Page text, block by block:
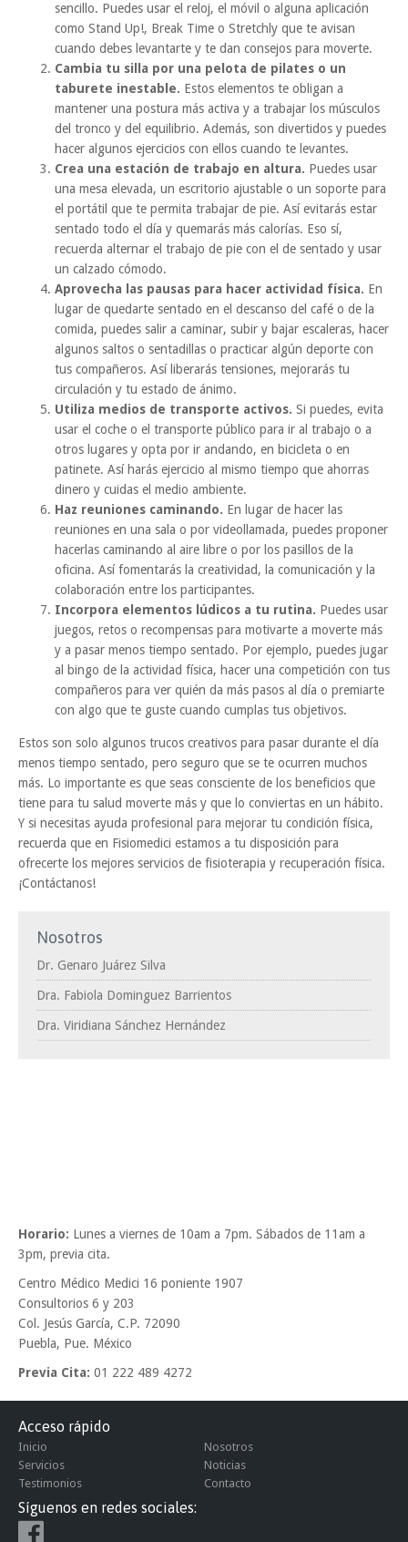
sencillo. Puedes usar el reloj, el móvil o alguna aplicación
como Stand Up!, Break Time o Stretchly que te avisan
cuando debes levantarte y te dan consejos para moverte.
Cambia tu silla por una pelota de pilates o un
taburete inestable. Estos elementos te obligan a
mantener una postura más activa y a trabajar los músculos
del tronco y del equilibrio. Además, son divertidos y puedes
hacer algunos ejercicios con ellos cuando te levantes.
Crea una estación de trabajo en altura. Puedes usar
una mesa elevada, un escritorio ajustable o un soporte para
el portátil que te permita trabajar de pie. Así evitarás estar
sentado todo el día y quemarás más calorías. Eso sí,
recuerda alternar el trabajo de pie con el de sentado y usar
un calzado cómodo.
Aprovecha las pausas para hacer actividad física. En
lugar de quedarte sentado en el descanso del café o de la
comida, puedes salir a caminar, subir y bajar escaleras, hacer
algunos saltos o sentadillas o practicar algún deporte con
tus compañeros. Así liberarás tensiones, mejorarás tu
circulación y tu estado de ánimo.
Utiliza medios de transporte activos. Si puedes, evita
usar el coche o el transporte público para ir al trabajo o a
otros lugares y opta por ir andando, en bicicleta o en
patinete. Así harás ejercicio al mismo tiempo que ahorras
dinero y cuidas el medio ambiente.
Haz reuniones caminando. En lugar de hacer las
reuniones en una sala o por videollamada, puedes proponer
hacerlas caminando al aire libre o por los pasillos de la
oficina. Así fomentarás la creatividad, la comunicación y la
colaboración entre los participantes.
Incorpora elementos lúdicos a tu rutina. Puedes usar
juegos, retos o recompensas para motivarte a moverte más
y a pasar menos tiempo sentado. Por ejemplo, puedes jugar
al bingo de la actividad física, hacer una competición con tus
compañeros para ver quién da más pasos al día o premiarte
con algo que te guste cuando cumplas tus objetivos.
Estos son solo algunos trucos creativos para pasar durante el día
menos tiempo sentado, pero seguro que se te ocurren muchos
más. Lo importante es que seas consciente de los beneficios que
tiene para tu salud moverte más y que lo conviertas en un hábito.
Y si necesitas ayuda profesional para mejorar tu condición física,
recuerda que en Fisiomedici estamos a tu disposición para
ofrecerte los mejores servicios de fisioterapia y recuperación física.
¡Contáctanos!
Nosotros
Dr. Genaro Juárez Silva
Dra. Fabiola Dominguez Barrientos
Dra. Viridiana Sánchez Hernández
Horario: Lunes a viernes de 10am a 7pm. Sábados de 11am a
3pm, previa cita.
Centro Médico Medici 16 poniente 1907
Consultorios 6 y 203
Col. Jesús García, C.P. 72090
Puebla, Pue. México
Previa Cita: 01 222 489 4272
Acceso rápido
Inicio
Nosotros
Servicios
Noticias
Testimonios
Contacto
Síguenos en redes sociales: